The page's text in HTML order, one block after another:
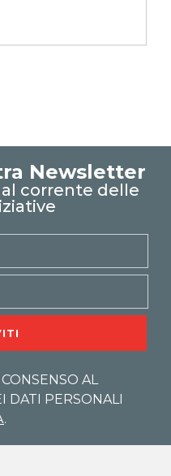
Newsletter
corrente delle
AL
DATI PERSONALI
.